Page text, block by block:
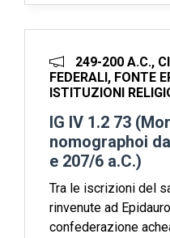
249-200 A.C.,
FEDERALI, FONTE
ISTITUZIONI
IG IV 1.2 73
nomographoi
e 207/6 a.C.)
Tra le iscrizioni del
rinvenute ad
confederazione